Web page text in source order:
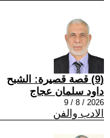
(9) قصة قصيرة: الشبح
داود سلمان عجاج
2026 / 8 / 9
الادب والفن